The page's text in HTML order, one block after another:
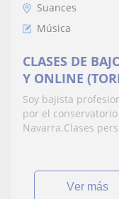
Suances
Música
CLASES DE
Y ONLINE
Soy bajista
por el
Navarra.Clases
ver más